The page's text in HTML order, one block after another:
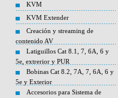
KVM
KVM Extender
Creación y streaming de
contenido AV
Latiguillos Cat 8.1, 7, 6A, 6 y
5e, extrerior y PUR
Bobinas Cat 8.2, 7A, 7, 6A, 6 y
5e y Exterior
Accesorios para Sistema de